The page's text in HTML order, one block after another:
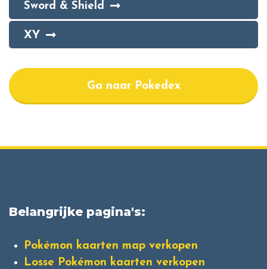
Sword & Shield
XY
Ga naar Pokedex
Belangrijke pagina's:
Pokémon kaarten map verkopen
Losse Pokémon kaarten verkopen